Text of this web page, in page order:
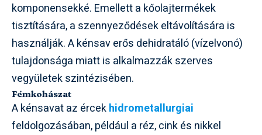
komponensekké. Emellett a kőolajtermékek
tisztítására, a szennyeződések eltávolítására is
használják. A kénsav erős dehidratáló (vízelvonó)
tulajdonsága miatt is alkalmazzák szerves
vegyületek szintézisében.
Fémkohászat
A kénsavat az ércekhidrometallurgiai
feldolgozásában, például a réz, cink és nikkel